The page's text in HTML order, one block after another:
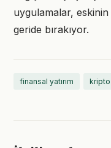
uygulamalar, eskinin
geride bırakıyor.
finansal yatırım kripto